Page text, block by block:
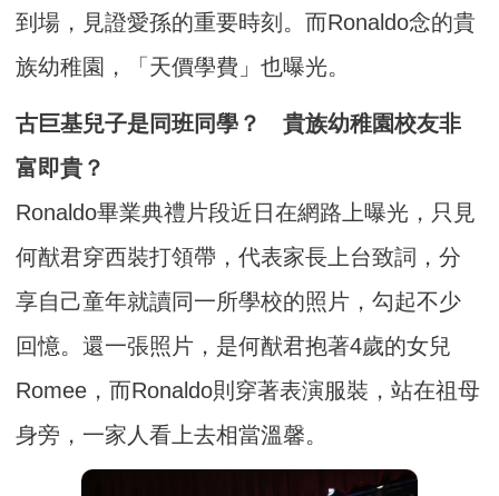
到場，見證愛孫的重要時刻。而Ronaldo念的貴
族幼稚園，「天價學費」也曝光。
古巨基兒子是同班同學？ 貴族幼稚園校友非
富即貴？
Ronaldo畢業典禮片段近日在網路上曝光，只見
何猷君穿西裝打領帶，代表家長上台致詞，分
享自己童年就讀同一所學校的照片，勾起不少
回憶。還一張照片，是何猷君抱著4歲的女兒
Romee，而Ronaldo則穿著表演服裝，站在祖母
身旁，一家人看上去相當溫馨。